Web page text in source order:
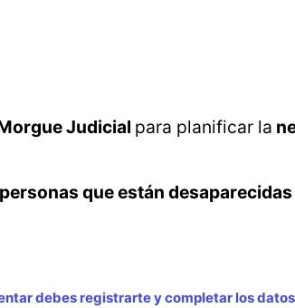
Judicial para planificar la
que están desaparecidas
debes registrarte y completar los